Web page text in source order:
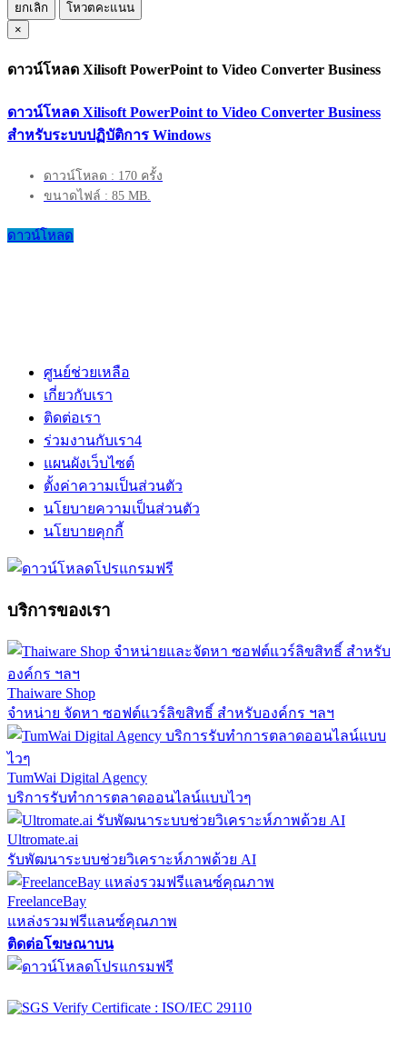
ยกเลิก
โหวตคะแนน
×
ดาวน์โหลด Xilisoft PowerPoint to Video Converter Business
ดาวน์โหลด Xilisoft PowerPoint to Video Converter Business
สำหรับระบบปฏิบัติการ Windows
ดาวน์โหลด : 170 ครั้ง
ขนาดไฟล์ : 85 MB.
ดาวน์โหลด
ศูนย์ช่วยเหลือ
เกี่ยวกับเรา
ติดต่อเรา
ร่วมงานกับเรา4
แผนผังเว็บไซต์
ตั้งค่าความเป็นส่วนตัว
นโยบายความเป็นส่วนตัว
นโยบายคุกกี้
บริการของเรา
Thaiware Shop
จำหน่าย จัดหา ซอฟต์แวร์ลิขสิทธิ์ สำหรับองค์กร ฯลฯ
TumWai Digital Agency
บริการรับทำการตลาดออนไลน์แบบไวๆ
Ultromate.ai
รับพัฒนาระบบช่วยวิเคราะห์ภาพด้วย AI
FreelanceBay
แหล่งรวมฟรีแลนซ์คุณภาพ
ติดต่อโฆษณาบน